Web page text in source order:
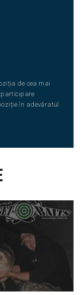
de cea mai
participare
în adevăratul